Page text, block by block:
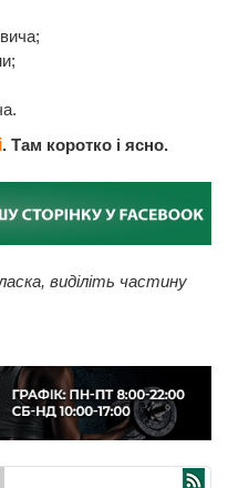
. Там коротко і ясно.
виділіть частину